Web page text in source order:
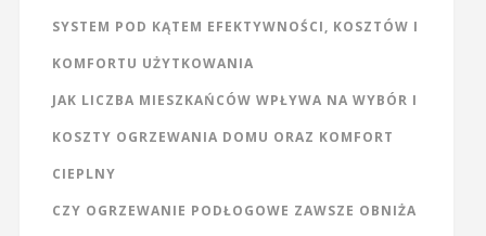
SYSTEM POD KĄTEM EFEKTYWNOŚCI, KOSZTÓW I
KOMFORTU UŻYTKOWANIA
JAK LICZBA MIESZKAŃCÓW WPŁYWA NA WYBÓR I
KOSZTY OGRZEWANIA DOMU ORAZ KOMFORT
CIEPLNY
CZY OGRZEWANIE PODŁOGOWE ZAWSZE OBNIŻA